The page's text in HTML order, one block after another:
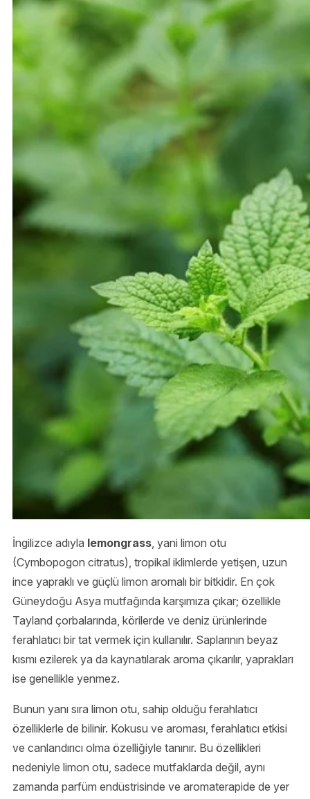
İngilizce adıyla lemongrass , yani limon otu
(Cymbopogon citratus), tropikal iklimlerde yetişen, uzun
ince yapraklı ve güçlü limon aromalı bir bitkidir. En çok
Güneydoğu Asya mutfağında karşımıza çıkar; özellikle
Tayland çorbalarında, körilerde ve deniz ürünlerinde
ferahlatıcı bir tat vermek için kullanılır. Saplarının beyaz
kısmı ezilerek ya da kaynatılarak aroma çıkarılır, yaprakları
ise genellikle yenmez.
Bunun yanı sıra limon otu, sahip olduğu ferahlatıcı
özelliklerle de bilinir. Kokusu ve aroması, ferahlatıcı etkisi
ve canlandırıcı olma özelliğiyle tanınır. Bu özellikleri
nedeniyle limon otu, sadece mutfaklarda değil, aynı
zamanda parfüm endüstrisinde ve aromaterapide de yer